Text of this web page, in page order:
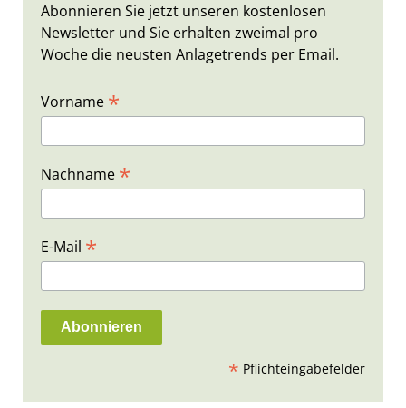
Abonnieren Sie jetzt unseren kostenlosen
Newsletter und Sie erhalten zweimal pro
Woche die neusten Anlagetrends per Email.
Vorname *
Nachname *
E-Mail *
* Pflichteingabefelder